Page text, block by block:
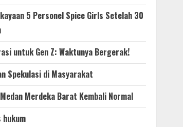
5 Personel Spice Girls Setelah 30
untuk Gen Z: Waktunya Bergerak!
Spekulasi di Masyarakat
Merdeka Barat Kembali Normal
hukum